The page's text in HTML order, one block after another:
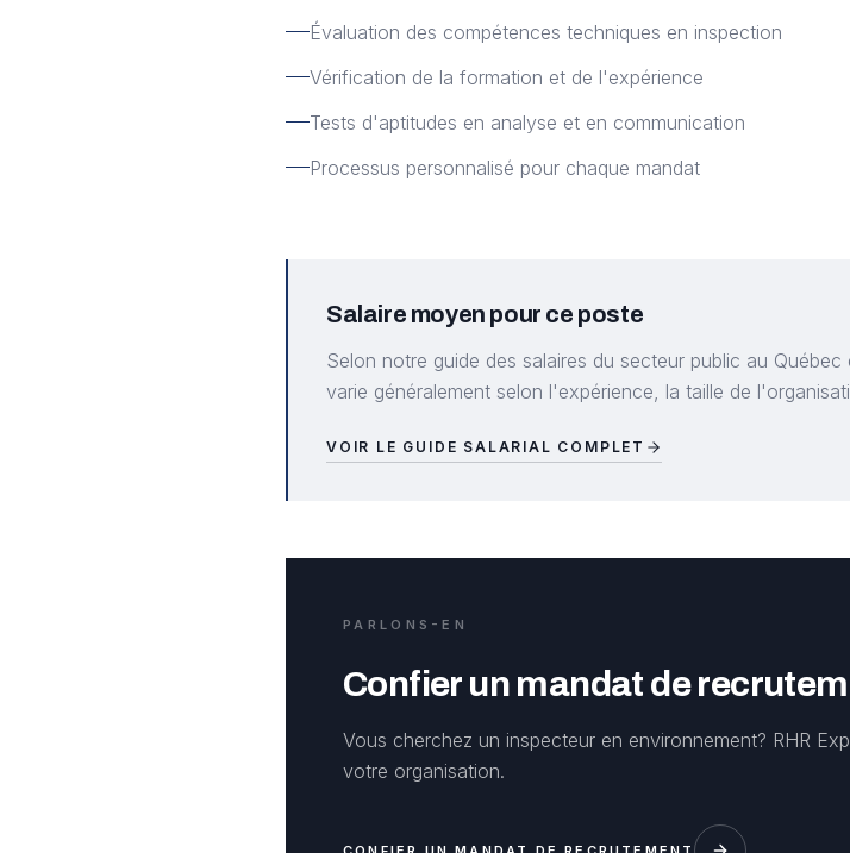
Évaluation des compétences techniques en inspection
Vérification de la formation et de l'expérience
Tests d'aptitudes en analyse et en communication
Processus personnalisé pour chaque mandat
Salaire moyen pour ce poste
Selon notre guide des salaires du secteur public au
varie généralement selon l'expérience, la taille de
VOIR LE GUIDE SALARIAL COMPLET
PARLONS-EN
Confier un mandat de
Vous cherchez un inspecteur en environnement? RHR
votre organisation.